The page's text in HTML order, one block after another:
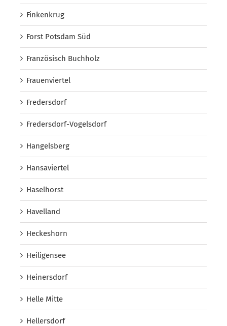
Finkenkrug
Forst Potsdam Süd
Französisch Buchholz
Frauenviertel
Fredersdorf
Fredersdorf-Vogelsdorf
Hangelsberg
Hansaviertel
Haselhorst
Havelland
Heckeshorn
Heiligensee
Heinersdorf
Helle Mitte
Hellersdorf